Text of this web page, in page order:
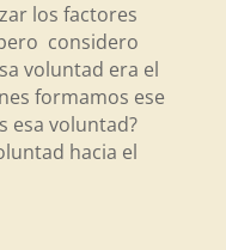
los factores
considero
voluntad era el
formamos ese
esa voluntad?
hacia el